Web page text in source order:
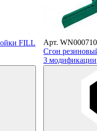
FILL
Арт.
Сгон
3 модификации